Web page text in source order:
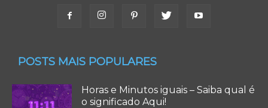
POSTS MAIS POPULARES
Horas e Minutos iguais – Saiba qual é
o significado Aqui!